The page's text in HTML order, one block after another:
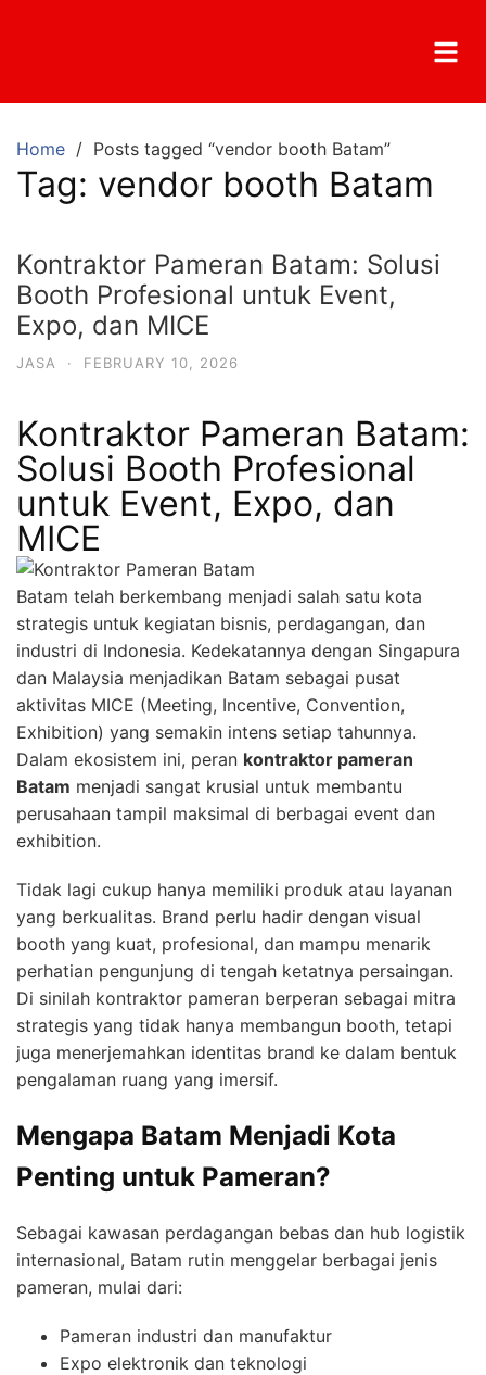
Home Posts tagged “vendor booth Batam”
Tag: vendor booth Batam
Kontraktor Pameran Batam: Solusi
Booth Profesional untuk Event,
Expo, dan MICE
JASA · FEBRUARY 10, 2026
Kontraktor Pameran Batam:
Solusi Booth Profesional
untuk Event, Expo, dan
MICE
Batam telah berkembang menjadi salah satu kota
strategis untuk kegiatan bisnis, perdagangan, dan
industri di Indonesia. Kedekatannya dengan Singapura
dan Malaysia menjadikan Batam sebagai pusat
aktivitas MICE (Meeting, Incentive, Convention,
Exhibition) yang semakin intens setiap tahunnya.
Dalam ekosistem ini, peran kontraktor pameran
Batam menjadi sangat krusial untuk membantu
perusahaan tampil maksimal di berbagai event dan
exhibition.
Tidak lagi cukup hanya memiliki produk atau layanan
yang berkualitas. Brand perlu hadir dengan visual
booth yang kuat, profesional, dan mampu menarik
perhatian pengunjung di tengah ketatnya persaingan.
Di sinilah kontraktor pameran berperan sebagai mitra
strategis yang tidak hanya membangun booth, tetapi
juga menerjemahkan identitas brand ke dalam bentuk
pengalaman ruang yang imersif.
Mengapa Batam Menjadi Kota
Penting untuk Pameran?
Sebagai kawasan perdagangan bebas dan hub logistik
internasional, Batam rutin menggelar berbagai jenis
pameran, mulai dari:
Pameran industri dan manufaktur
Expo elektronik dan teknologi